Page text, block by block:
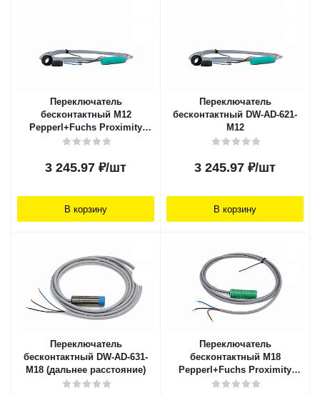
Переключатель
бесконтактный M12
Pepperl+Fuchs Proximity
Switch NBN4-12GK50-E0
3 245.97 ₽/шт
В корзину
Переключатель
бесконтактный DW-AD-621-
M12
3 245.97 ₽/шт
В корзину
Переключатель
бесконтактный DW-AD-631-
M18 (дальнее расстояние)
Переключатель
бесконтактный M18
Pepperl+Fuchs Proximity
Switch NBN8-18GK50-E0